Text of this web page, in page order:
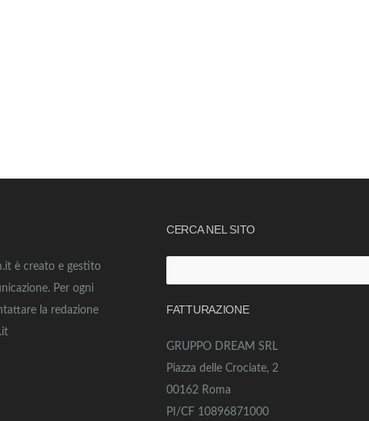
è creato e gestito
Per ogni
la redazione
CERCA NEL SITO
per:
FATTURAZIONE
GRUPPO DREAM SRL
Piazza delle Crociate, 2
00162 Roma
PI/CF 10896871000